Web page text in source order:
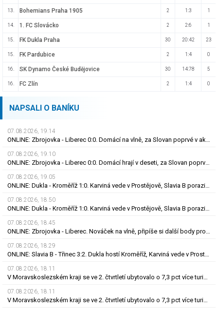
13. Bohemians Praha 1905 2 1:3 1
14. 1. FC Slovácko 2 2:6 1
15. FK Dukla Praha 30 20:42 23
15. FK Pardubice 2 1:4 0
16. SK Dynamo České Budějovice 30 14:78 5
16. FC Zlín 2 1:4 0
NAPSALI O BANÍKU
07.08.2026, 19.14
ONLINE: Zbrojovka - Liberec 0:0. Domácí na vlně, za Slovan poprvé v akci Bořil
07.08.2026, 19.10
ONLINE: Zbrojovka - Liberec 0:0. Domácí hrají v deseti, za Slovan poprvé v akci Bořil
07.08.2026, 19.05
ONLINE: Dukla - Kroměříž 1:0. Karviná vede v Prostějově, Slavia B porazila Třinec
07.08.2026, 18.50
ONLINE: Dukla - Kroměříž 1:0. Karviná vede v Prostějově, Slavia B porazila Třinec
07.08.2026, 18.45
ONLINE: Zbrojovka - Liberec. Nováček na vlně, připíše si další body proti favoritovi?
07.08.2026, 18.29
ONLINE: Slavia B - Třinec 3:2. Dukla hostí Kroměříž, Karviná vede v Prostějově
07.08.2026, 18.11
V Moravskoslezském kraji se ve 2. čtvrtletí ubytovalo o 7,3 pct více turistů
07.08.2026, 18.11
V Moravskoslezském kraji se ve 2. čtvrtletí ubytovalo o 7,3 pct více turistů